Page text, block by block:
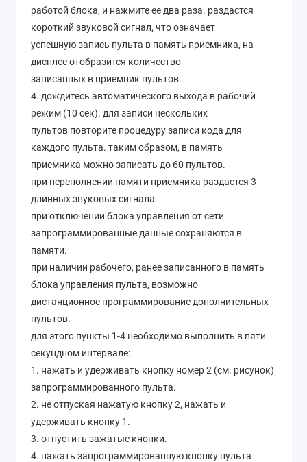
работой блока, и нажмите ее два раза. раздастся
короткий звуковой сигнал, что означает
успешную запись пульта в память приемника, на
дисплее отобразится количество
записанных в приемник пультов.
4. дождитесь автоматического выхода в рабочий
режим (10 сек). для записи нескольких
пультов повторите процедуру записи кода для
каждого пульта. таким образом, в память
приемника можно записать до 60 пультов.
при переполнении памяти приемника раздастся 3
длинных звуковых сигнала.
при отключении блока управления от сети
запрограммированные данные сохраняются в
памяти.
при наличии рабочего, ранее записанного в память
блока управления пульта, возможно
дистанционное программирование дополнительных
пультов.
для этого пункты 1-4 необходимо выполнить в пяти
секундном интервале:
1. нажать и удерживать кнопку номер 2 (см. рисунок)
запрограммированного пульта.
2. не отпуская нажатую кнопку 2, нажать и
удерживать кнопку 1.
3. отпустить зажатые кнопки.
4. нажать запрограммированную кнопку пульта